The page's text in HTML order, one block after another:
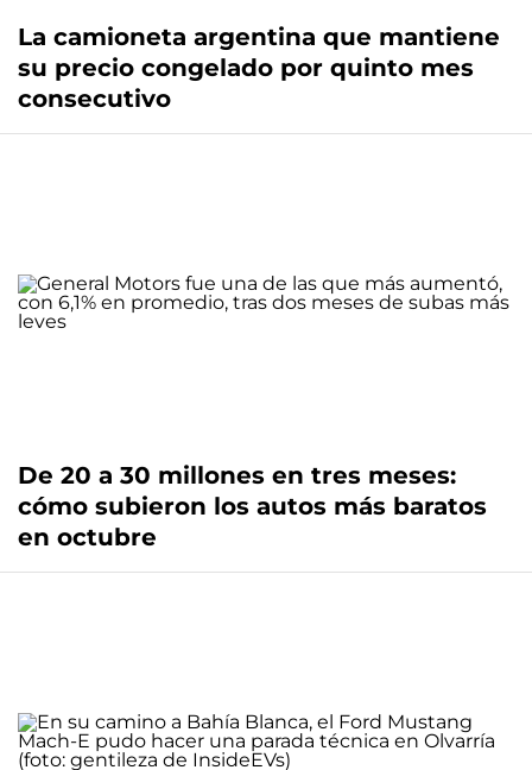
La camioneta argentina que mantiene
su precio congelado por quinto mes
consecutivo
De 20 a 30 millones en tres meses:
cómo subieron los autos más baratos
en octubre